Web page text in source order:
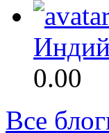
0.00
Все